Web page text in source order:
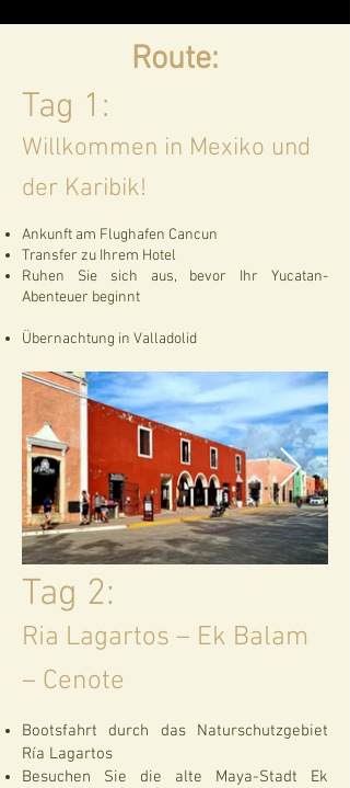
Route:
Tag 1:
Willkommen in Mexiko und
der Karibik!
Ankunft am Flughafen Cancun
Transfer zu Ihrem Hotel
Ruhen Sie sich aus, bevor Ihr Yucatan-
Abenteuer beginnt
Übernachtung in Valladolid
Tag 2:
Ria Lagartos – Ek Balam
– Cenote
Bootsfahrt durch das Naturschutzgebiet
Ría Lagartos
Besuchen Sie die alte Maya-Stadt Ek